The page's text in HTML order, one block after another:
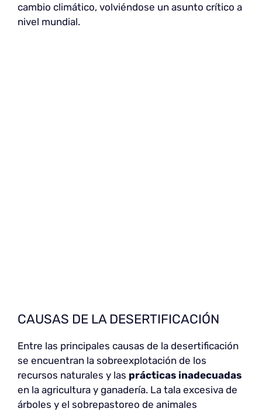
cambio climático, volviéndose un asunto crítico a
nivel mundial.
CAUSAS DE LA DESERTIFICACIÓN
Entre las principales causas de la desertificación
se encuentran la sobreexplotación de los
recursos naturales y las prácticas inadecuadas
en la agricultura y ganadería. La tala excesiva de
árboles y el sobrepastoreo de animales